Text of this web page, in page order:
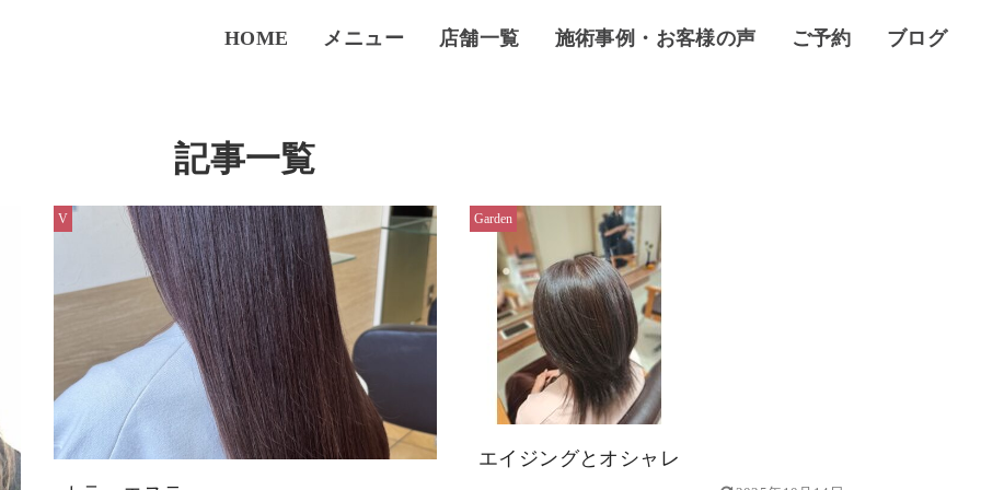
HOME メニュー 店舗一覧 施術事例・お客様の声 ご予約 ブログ
記事一覧
V Garden
エイジングとオシャレ